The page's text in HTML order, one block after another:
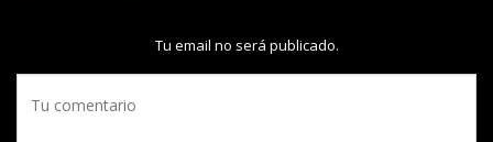
Tu email no será publicado.